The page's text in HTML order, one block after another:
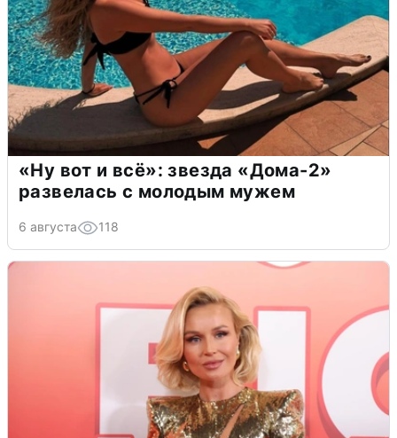
«Ну вот и всё»: звезда «Дома-2»
развелась с молодым мужем
6 августа 118